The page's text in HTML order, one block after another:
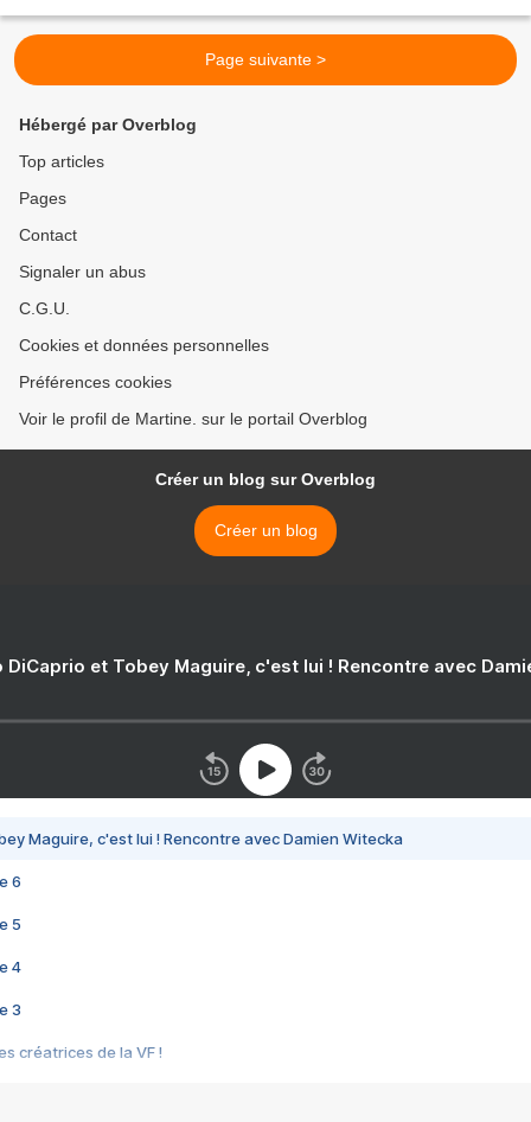
Page suivante >
Hébergé par Overblog
Top articles
Pages
Contact
Signaler un abus
C.G.U.
Cookies et données personnelles
Préférences cookies
Voir le profil de Martine. sur le portail Overblog
Créer un blog sur Overblog
Créer un blog
DiCaprio et Tobey Maguire, c'est lui ! Rencontre avec
Maguire, c'est lui ! Rencontre avec Damien Witecka
6
5
4
3
créatrices de la VF !